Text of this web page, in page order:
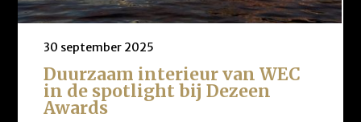
30 september 2025
Duurzaam interieur van WEC
in de spotlight bij Dezeen
Awards